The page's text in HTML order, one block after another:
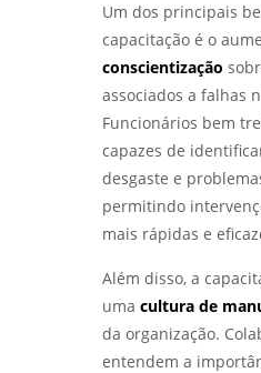
Um dos principais
capacitação é o
conscientização
associados a falhas
Funcionários bem
capazes de
desgaste e
permitindo
mais rápidas e
Além disso, a
uma cultura de
da organização.
entendem a